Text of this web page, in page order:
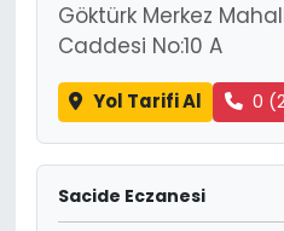
Göktürk Merkez
Caddesi No:10 A
Yol Tarifi Al 0
Sacide Eczanesi